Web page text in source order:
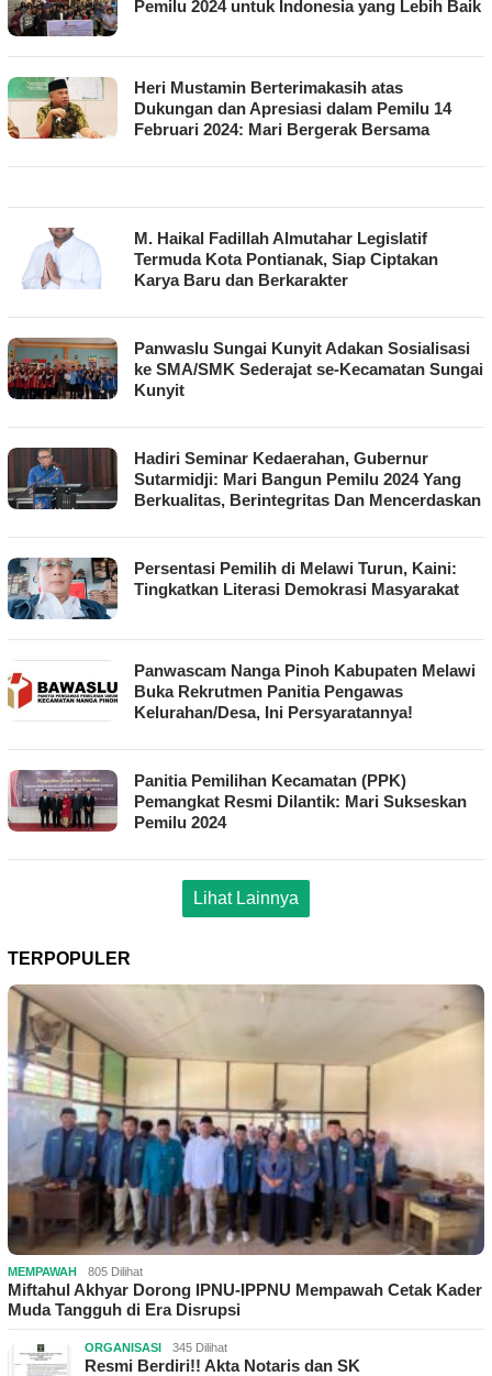
Pemilu 2024 untuk Indonesia yang Lebih Baik
Heri Mustamin Berterimakasih atas
Dukungan dan Apresiasi dalam Pemilu 14
Februari 2024: Mari Bergerak Bersama
M. Haikal Fadillah Almutahar Legislatif
Termuda Kota Pontianak, Siap Ciptakan
Karya Baru dan Berkarakter
Panwaslu Sungai Kunyit Adakan Sosialisasi
ke SMA/SMK Sederajat se-Kecamatan Sungai
Kunyit
Hadiri Seminar Kedaerahan, Gubernur
Sutarmidji: Mari Bangun Pemilu 2024 Yang
Berkualitas, Berintegritas Dan Mencerdaskan
Persentasi Pemilih di Melawi Turun, Kaini:
Tingkatkan Literasi Demokrasi Masyarakat
Panwascam Nanga Pinoh Kabupaten Melawi
Buka Rekrutmen Panitia Pengawas
Kelurahan/Desa, Ini Persyaratannya!
Panitia Pemilihan Kecamatan (PPK)
Pemangkat Resmi Dilantik: Mari Sukseskan
Pemilu 2024
Lihat Lainnya
TERPOPULER
MEMPAWAH 805 Dilihat
Miftahul Akhyar Dorong IPNU-IPPNU Mempawah Cetak Kader
Muda Tangguh di Era Disrupsi
ORGANISASI 345 Dilihat
Resmi Berdiri!! Akta Notaris dan SK